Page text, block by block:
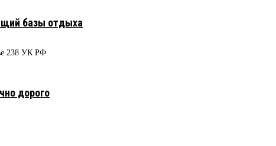
базы отдыха
238 УК РФ
дорого